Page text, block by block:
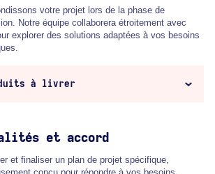
votre projet lors de la phase de
Notre équipe collaborera étroitement avec
explorer des solutions adaptées à vos besoins
à livrer
et accord
et finaliser un plan de projet spécifique,